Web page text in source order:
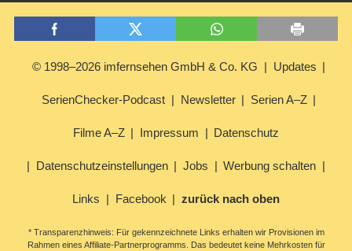
© 1998–2026 imfernsehen GmbH & Co. KG Updates
SerienChecker-Podcast Newsletter Serien A–Z
Filme A–Z Impressum Datenschutz
Datenschutzeinstellungen Jobs Werbung schalten
Links Facebook zurück nach oben
* Transparenzhinweis: Für gekennzeichnete Links erhalten wir Provisionen im
Rahmen eines Affiliate-Partnerprogramms. Das bedeutet keine Mehrkosten für